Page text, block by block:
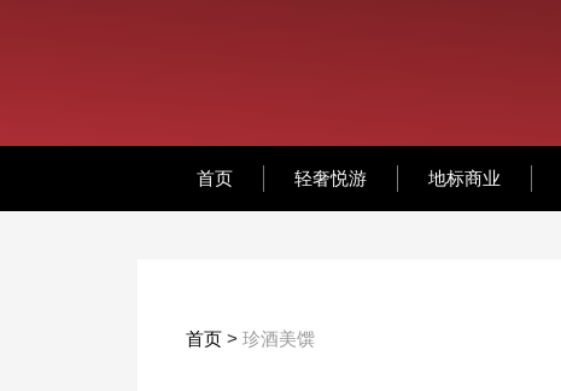
首页 轻奢悦游 地标商业
首页 > 珍酒美馔